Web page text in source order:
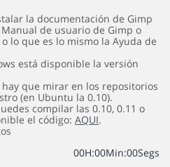
la documentación de Gimp
de usuario de Gimp o
lo que es lo mismo la Ayuda de
está disponible la versión
hay que mirar en los repositorios
(en Ubuntu la 0.10).
compilar las 0.10, 0.11 o
el código: AQUI.
00H:00Min:00Segs